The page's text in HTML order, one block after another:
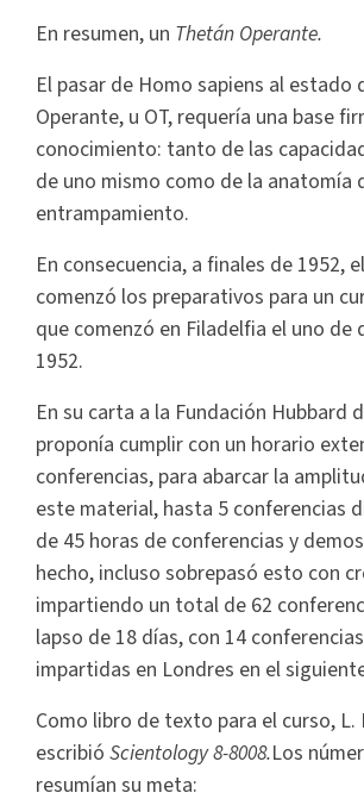
En resumen, un Thetán Operante.
El pasar de Homo sapiens al estado
Operante, u OT, requería una base
conocimiento: tanto de las
de uno mismo como de la anatomía
entrampamiento.
En consecuencia, a finales de 1952,
comenzó los preparativos para un
que comenzó en Filadelfia el uno de
1952.
En su carta a la Fundación Hubbard
proponía cumplir con un horario
conferencias, para abarcar la
este material, hasta 5 conferencias
de 45 horas de conferencias y
hecho, incluso sobrepasó esto con
impartiendo un total de 62
lapso de 18 días, con 14
impartidas en Londres en el
Como libro de texto para el curso, L.
escribió Scientology 8-8008.Los
resumían su meta: